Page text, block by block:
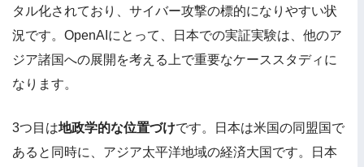
タル化されており、サイバー攻撃の標的になりやすい状
況です。OpenAIにとって、日本での実証実験は、他のア
ジア諸国への展開を考える上で重要なケーススタディに
なります。
3つ目は地政学的な位置づけです。日本は米国の同盟国で
あると同時に、アジア太平洋地域の経済大国です。日本